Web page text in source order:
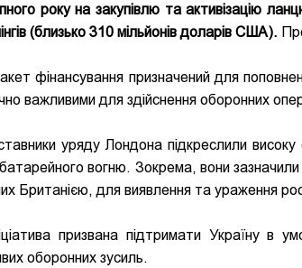
року на закупівлю та активізацію
(близько 310 мільйонів доларів США).
фінансування призначений для
важливими для здійснення оборонних
уряду Лондона підкреслили високу
вогню. Зокрема, вони зазначили
Британією, для виявлення та ураження
призвана підтримати Україну в
оборонних зусиль.